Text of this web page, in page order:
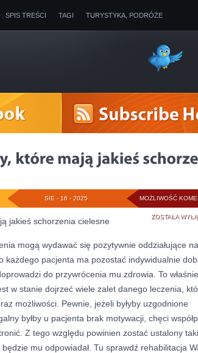
SPIS TREŚCI TAGI TURYSTYKA, PODRÓŻE
MOŻLIWOŚĆ
ZOSTAŁA
SIE - 16 - 2025
jakieś schorzenia cielesne
mogą wydawać się pozytywnie oddziałujące
każdego pacjenta ma pozostać indywidualnie
do przywrócenia mu zdrowia. To
w stanie dojrzeć wiele zalet danego leczenia,
możliwości. Pewnie, jeżeli byłyby uzgodnione
byłby u pacjenta brak motywacji, chęci
Z tego względu powinien zostać ustalony
mu odpowiadał. Tu sprawdź rehabilitacja